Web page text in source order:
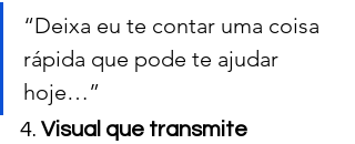
“Deixa eu te contar uma coisa
rápida que pode te ajudar
hoje…”
4. Visual que transmite